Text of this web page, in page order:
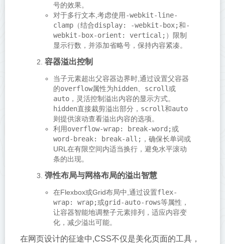
号的效果。
对于多行文本,考虑使用 -webkit-line-
clamp（结合display: -webkit-box;和-
webkit-box-orient: vertical; ）限制
显示行数，并添加省略号，保持内容紧凑。
容器溢出控制
当子元素超出父容器边界时,通过设置父容器
的overflow属性为hidden、 scroll或
auto，灵活控制溢出内容的显示方式。
hidden直接裁剪溢出部分， scroll和auto
则提供滚动查看溢出内容的选项。
利用overflow-wrap: break-word;或
word-break: break-all; ，确保长单词或
URL在有限空间内适当换行，避免水平滚动
条的出现。
弹性布局与网格布局的溢出智慧
在Flexbox或Grid布局中,通过设置flex-
wrap: wrap;或grid-auto-rows等属性，
让容器智能地调整子元素排列，适应内容变
化，减少溢出可能。
在网页设计的征途中,CSS不仅是美化页面的工具，